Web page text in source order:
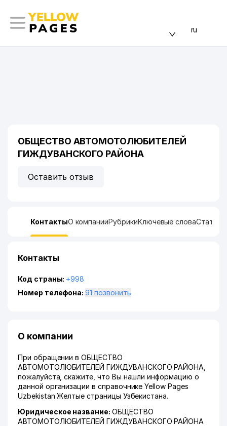
ru
ОБЩЕСТВО АВТОМОТОЛЮБИТЕЛЕЙ
ГИЖДУВАНСКОГО РАЙОНА
Оставить отзыв
КонтактыО компанииРубрикиКлючевые слова
Контакты
Код страны: +998
Номер телефона:
91 позвонить
О компании
При обращении в ОБЩЕСТВО
АВТОМОТОЛЮБИТЕЛЕЙ ГИЖДУВАНСКОГО РАЙОНА,
пожалуйста, скажите, что Вы нашли информацию о
данной организации в справочнике Yellow Pages
Uzbekistan Желтые страницы Узбекистана.
Юридическое название: ОБЩЕСТВО
АВТОМОТОЛЮБИТЕЛЕЙ ГИЖДУВАНСКОГО РАЙОНА